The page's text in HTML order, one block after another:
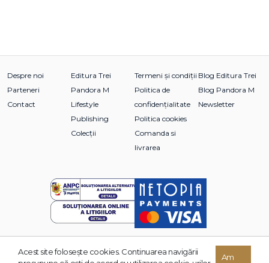
Despre noi
Parteneri
Contact
Editura Trei
Pandora M
Lifestyle
Publishing
Colecții
Termeni și condiții
Politica de
confidențialitate
Politica cookies
Comanda si
livrarea
Blog Editura Trei
Blog Pandora M
Newsletter
© 2026 Grupul Editorial TREI. Toate drepturile rezervate.
Acest site foloseşte cookies. Continuarea navigării
Am